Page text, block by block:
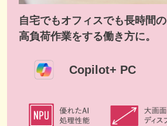
自宅でもオフィスでも長時間の
高負荷作業をする働き方に。
Copilot+ PC